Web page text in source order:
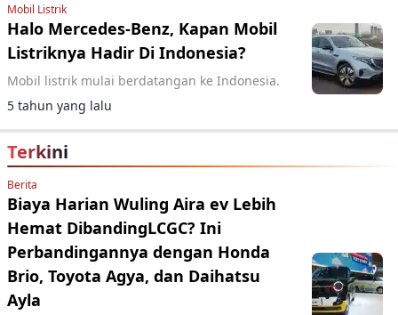
Mobil Listrik
Halo Mercedes-Benz, Kapan Mobil
Listriknya Hadir Di Indonesia?
Mobil listrik mulai berdatangan ke Indonesia.
5 tahun yang lalu
Terkini
Berita
Biaya Harian Wuling Aira ev Lebih
Hemat DibandingLCGC? Ini
Perbandingannya dengan Honda
Brio, Toyota Agya, dan Daihatsu
Ayla